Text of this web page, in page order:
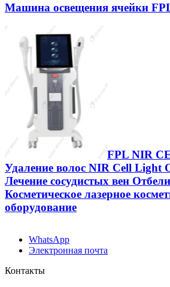
Машина освещения ячейки
FPL NIR
Удаление волос NIR Cell Light
Лечение сосудистых вен
Косметическое лазерное
оборудование
WhatsApp
Электронная почта
Контакты